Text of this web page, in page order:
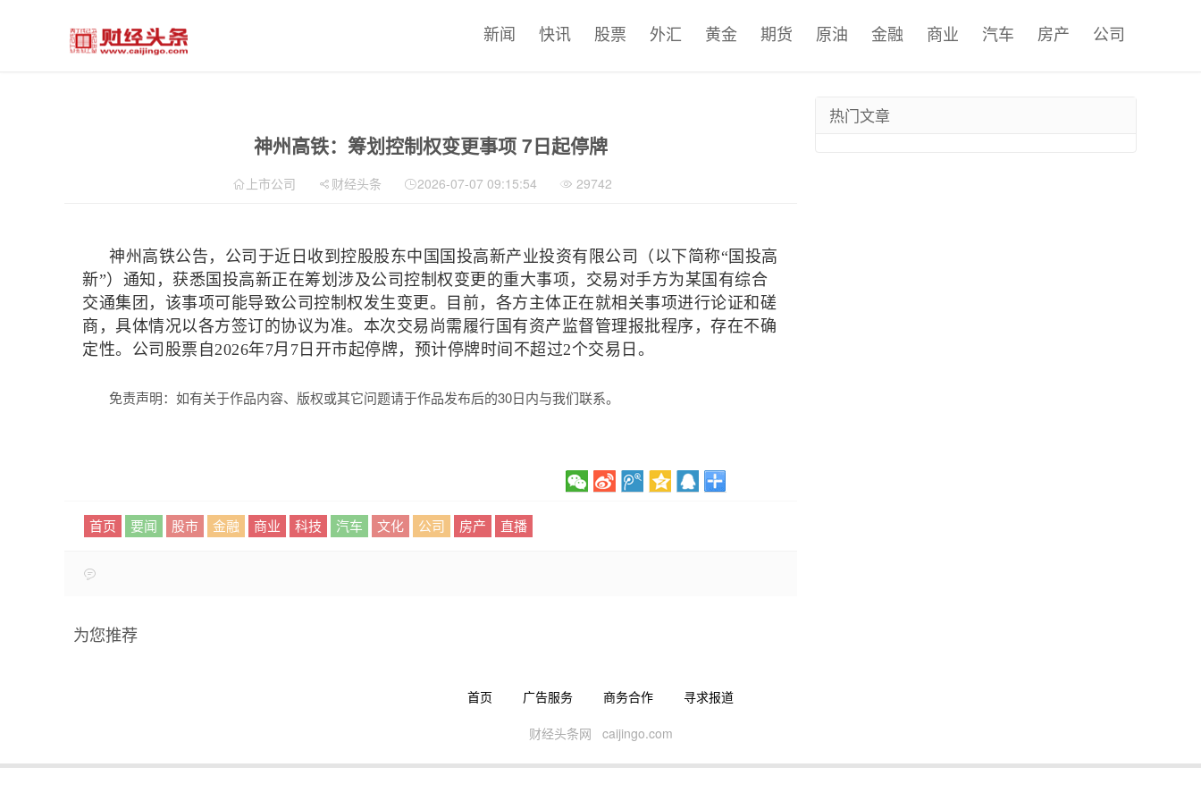
新闻 快讯 股票 外汇 黄金 期货 原油 金融 商业 汽车 房产 公司
神州高铁：筹划控制权变更事项 7日起停牌
上市公司 财经头条 2026-07-07 09:15:54 29742
神州高铁公告，公司于近日收到控股股东中国国投高新产业投资有限公司（以下简称“国投高
新”）通知，获悉国投高新正在筹划涉及公司控制权变更的重大事项，交易对手方为某国有综合
交通集团，该事项可能导致公司控制权发生变更。目前，各方主体正在就相关事项进行论证和磋
商，具体情况以各方签订的协议为准。本次交易尚需履行国有资产监督管理报批程序，存在不确
定性。公司股票自2026年7月7日开市起停牌，预计停牌时间不超过2个交易日。
免责声明：如有关于作品内容、版权或其它问题请于作品发布后的30日内与我们联系。
首页 要闻 股市 金融 商业 科技 汽车 文化 公司 房产 直播
为您推荐
热门文章
首页 广告服务 商务合作 寻求报道
财经头条网 caijingo.com